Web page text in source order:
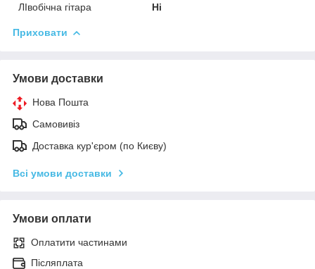
ЛІвобічна гітара
Ні
Приховати
Умови доставки
Нова Пошта
Самовивіз
Доставка кур'єром (по Києву)
Всі умови доставки
Умови оплати
Оплатити частинами
Післяплата